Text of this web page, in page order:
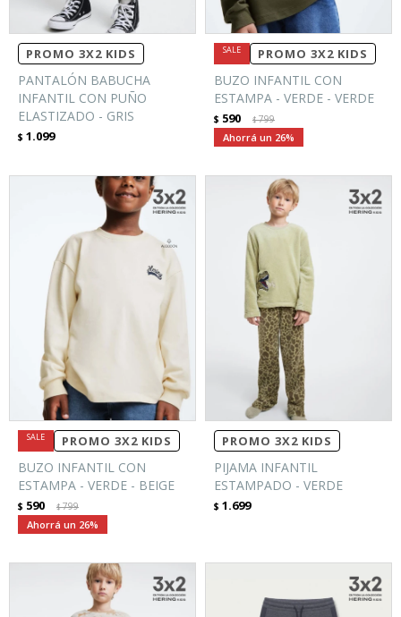
PROMO 3X2 KIDS
PANTALÓN BABUCHA
INFANTIL CON PUÑO
ELASTIZADO - GRIS
$ 1.099
PROMO 3X2 KIDS
BUZO INFANTIL CON
ESTAMPA - VERDE - VERDE
$ 590 $799
26
PROMO 3X2 KIDS
BUZO INFANTIL CON
ESTAMPA - VERDE - BEIGE
$ 590 $799
26
PROMO 3X2 KIDS
PIJAMA INFANTIL
ESTAMPADO - VERDE
$ 1.699